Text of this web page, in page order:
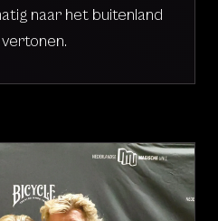
naar het buitenland